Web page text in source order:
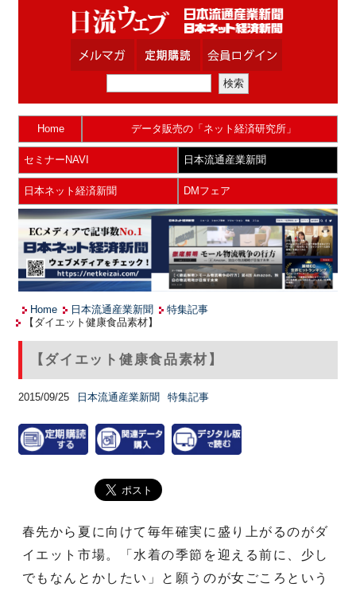
Home データ販売の「ネット経済研究所」
セミナーNAVI 日本流通産業新聞
日本ネット経済新聞 DMフェア
Home 日本流通産業新聞
特集記事
【ダイエット健康食品素材】
【ダイエット健康食品素材】
2015/09/25 日本流通産業新聞 特集記事
春先から夏に向けて毎年確実に盛り上がるのがダ
イエット市場。「水着の季節を迎える前に、少し
でもなんとかしたい」と願うのが女ごころという